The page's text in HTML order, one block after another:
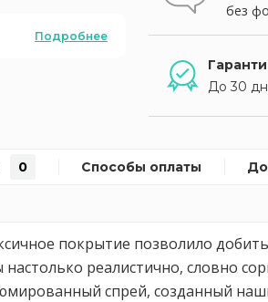
Подробнее
без
До 30
0 Способы оплаты
покрытие позволило
реалистично, словно
спрей, созданный